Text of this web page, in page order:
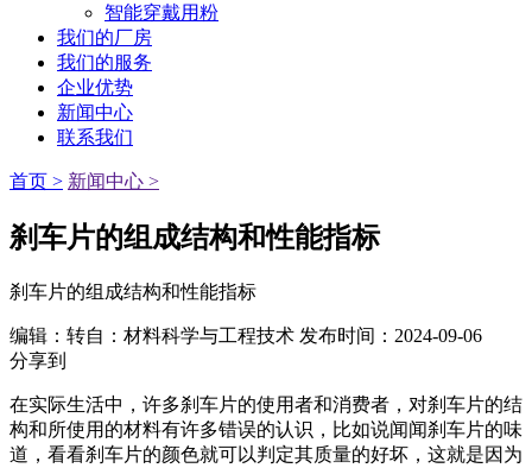
智能穿戴用粉
我们的厂房
我们的服务
企业优势
新闻中心
联系我们
首页 > 新闻中心 >
刹车片的组成结构和性能指标
刹车片的组成结构和性能指标
编辑：转自：材料科学与工程技术 发布时间：2024-09-06
分享到
在实际生活中，许多刹车片的使用者和消费者，对刹车片的结
构和所使用的材料有许多错误的认识，比如说闻闻刹车片的味
道，看看刹车片的颜色就可以判定其质量的好坏，这就是因为